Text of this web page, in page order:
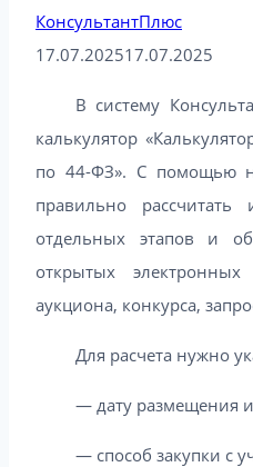
КонсультантПлюс
17.07.202517.07.2025
В систему
калькулятор
по 44-ФЗ». С помощью
правильно рассчитать
отдельных этапов и
открытых электронных
аукциона, конкурса,
Для расчета нужно
— дату размещения
— способ закупки с